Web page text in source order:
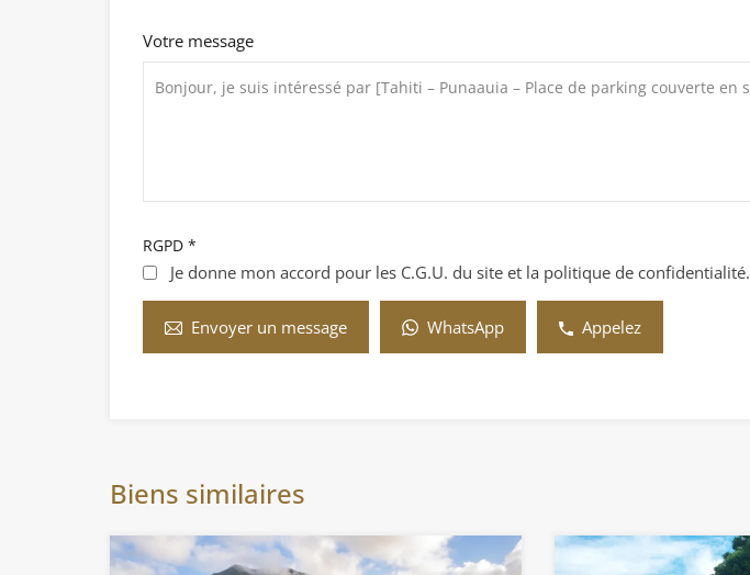
Votre message
RGPD *
Je donne mon accord pour les C.G.U. du site et la politique de confidentialité.
Envoyer un message WhatsApp Appelez
Biens similaires